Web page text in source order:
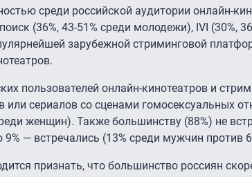
среди российской аудитории онлайн-
(36%, 43-51% среди молодежи), IVI (30%,
зарубежной стриминговой
пользователей онлайн-кинотеатров и
или сериалов со сценами гомосексуальных
женщин). Также большинству (88%) не
9% — встречались (13% среди мужчин против
признать, что большинство россиян